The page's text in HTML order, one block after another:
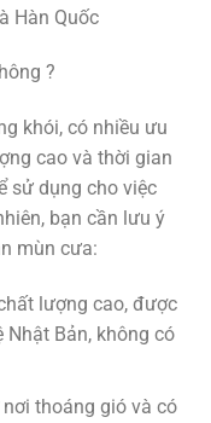
Hàn Quốc
?
khói, có nhiều ưu
cao và thời gian
sử dụng cho việc
bạn cần lưu ý
mùn cưa:
lượng cao, được
Bản, không có
thoáng gió và có